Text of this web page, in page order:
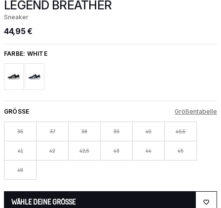
LEGEND BREATHER
Sneaker
44,95 €
FARBE: WHITE
GRÖSSE Größentabelle
36 37 38 39 40 40,5
41 42 42,5 43 44 45
46
WÄHLE DEINE GRÖSSE